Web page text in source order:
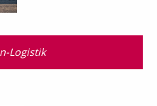
Logistik